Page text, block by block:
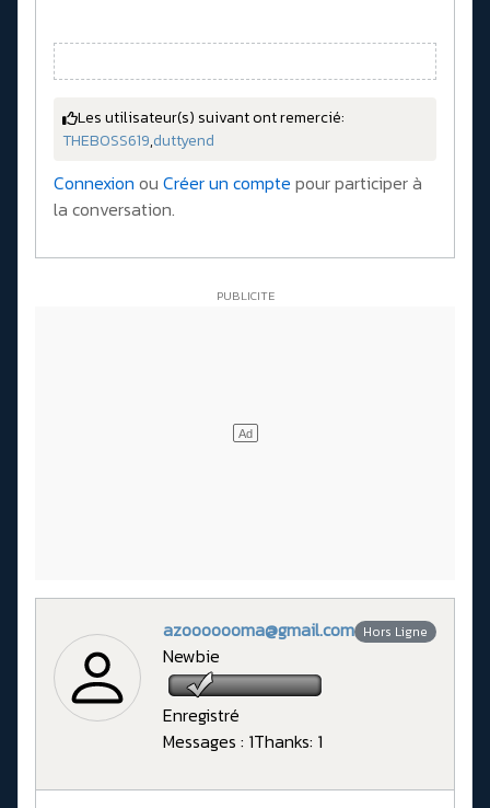
Les utilisateur(s) suivant ont remercié:
THEBOSS619,duttyend
Connexion ou Créer un compte pour participer à
la conversation.
azooooooma@gmail.com Hors Ligne
Newbie
Enregistré
Messages : 1Thanks: 1